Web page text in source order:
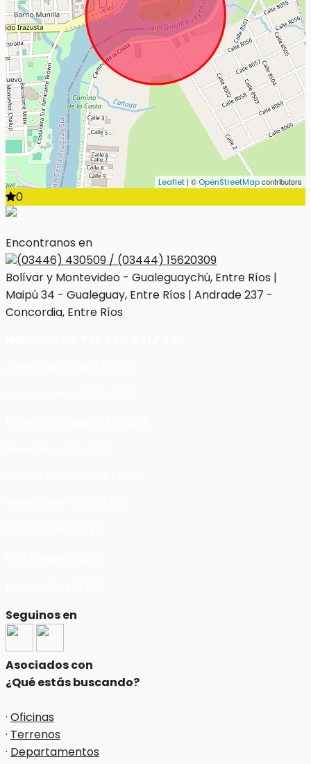
Leaflet | © OpenStreetMapcontributors
0
Encontranos en
(03446) 430509 / (03444) 15620309
Bolívar y Montevideo - Gualeguaychú, Entre Ríos |
Maipú 34 - Gualeguay, Entre Ríos | Andrade 237 -
Concordia, Entre Ríos
Seguinos en
Asociados con
¿Qué estás buscando?
· Oficinas
· Terrenos
· Departamentos